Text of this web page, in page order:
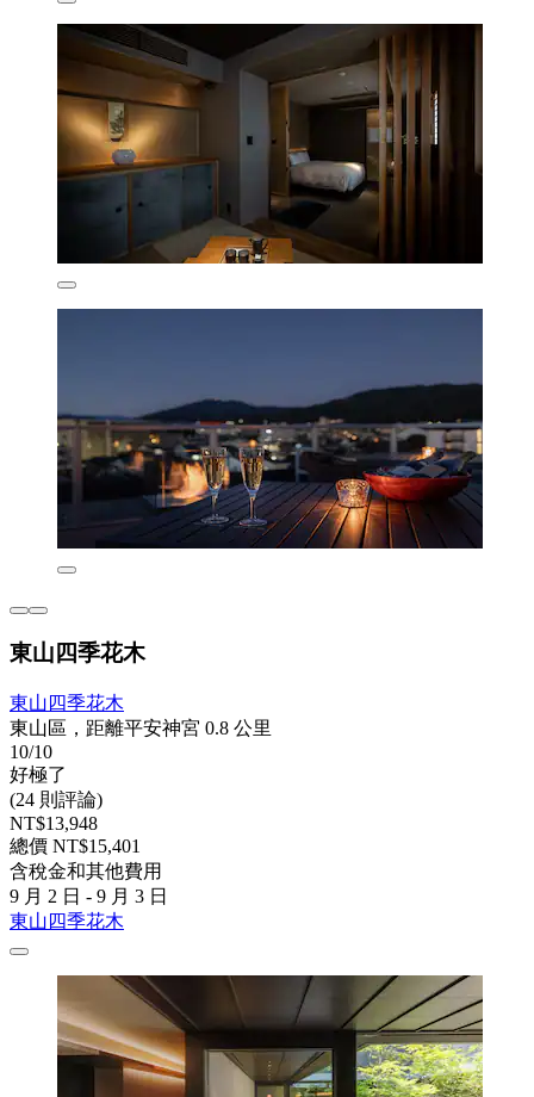
東山四季花木
東山四季花木
東山區，距離平安神宮 0.8 公里
10/10
好極了
(24 則評論)
NT$13,948
總價 NT$15,401
含稅金和其他費用
9 月 2 日 - 9 月 3 日
東山四季花木